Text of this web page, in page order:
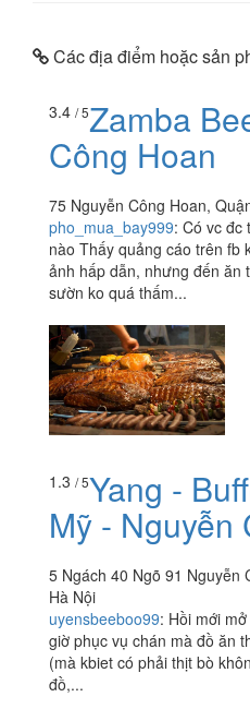
Các địa điểm hoặc sản
3.4 / 5Zamba
Công Hoan
75 Nguyễn Công Hoan,
pho_mua_bay999: Có vc đc
nào Thấy quảng cáo trên fb
ảnh hấp dẫn, nhưng đến ăn
sườn ko quá thấm...
1.3 / 5Yang -
Mỹ - Nguyễn
5 Ngách 40 Ngõ 91
Hà Nội
uyensbeeboo99: Hồi mới
giờ phục vụ chán mà đồ ăn
(mà kbiet có phải thịt bò
đồ,...